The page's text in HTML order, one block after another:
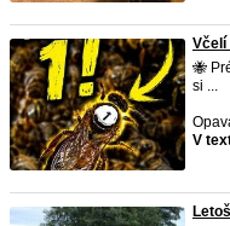
Včelí
​🐝
si ...
V